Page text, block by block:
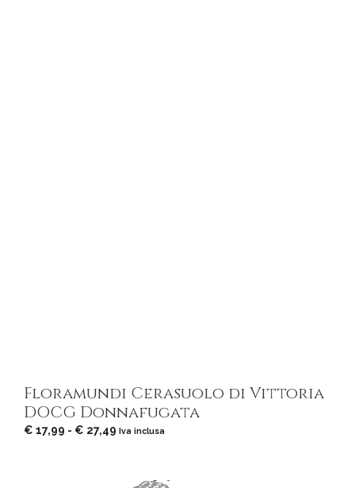
Floramundi Cerasuolo di Vittoria
DOCG Donnafugata
€ 17,99 - € 27,49 Fascia
Iva inclusa